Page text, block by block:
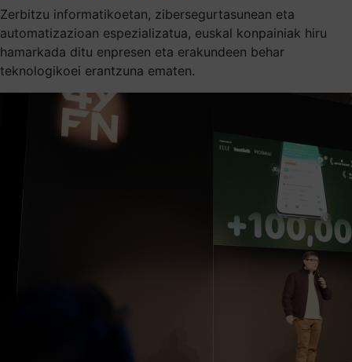
Zerbitzu informatikoetan, zibersegurtasunean eta
automatizazioan espezializatua, euskal konpainiak hiru
hamarkada ditu enpresen eta erakundeen behar
teknologikoei erantzuna ematen.